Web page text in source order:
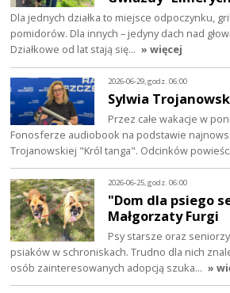
Dla jednych działka to miejsce odpoczynku,
pomidorów. Dla innych – jedyny dach nad
Działkowe od lat stają się… » więcej
2026-06-29, godz. 06:00
Sylwia
Przez całe wakacje w
Fonosferze audiobook na podstawie
Trojanowskiej "Król tanga". Odcinków
2026-06-25, godz. 06:00
"Dom dla psiego
Małgorzaty Furgi
Psy starsze oraz
psiaków w schroniskach. Trudno dla nich
osób zainteresowanych adopcją szuka… »